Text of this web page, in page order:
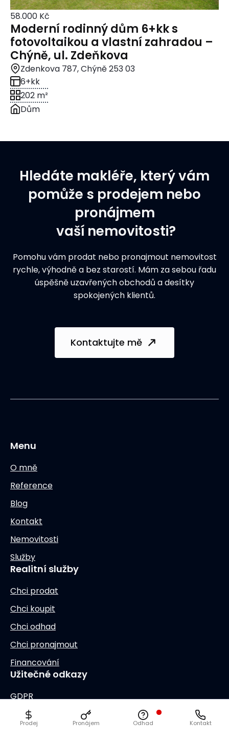
Prodej Pronájem Odhad Kontakt
58.000 Kč
Moderní rodinný dům 6+kk s
fotovoltaikou a vlastní zahradou –
Chýně, ul. Zdeňkova
Zdenkova 787, Chýně 253 03
6+kk
202 m²
Dům
Hledáte makléře, který vám
pomůže s prodejem nebo
pronájmem
vaší nemovitosti?
Pomohu vám prodat nebo pronajmout nemovitost
rychle, výhodně a bez starostí. Mám za sebou řadu
úspěšně uzavřených obchodů a desítky
spokojených klientů.
Kontaktujte mě
Menu
O mně
Reference
Blog
Kontakt
Nemovitosti
Služby
Realitní služby
Chci prodat
Chci koupit
Chci odhad
Chci pronajmout
Financování
Užitečné odkazy
GDPR